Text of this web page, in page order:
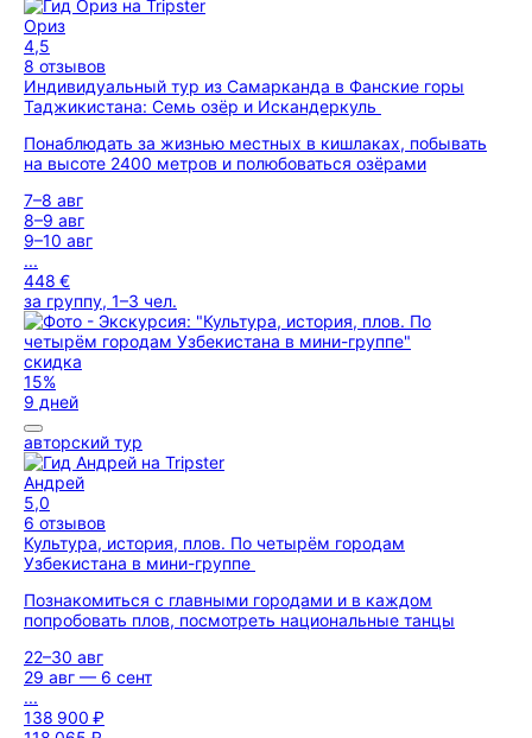
Ориз
4,5
8 отзывов
Индивидуальный тур из Самарканда в Фанские горы
Таджикистана: Семь озёр и Искандеркуль
Понаблюдать за жизнью местных в кишлаках, побывать
на высоте 2400 метров и полюбоваться озёрами
7–8 авг
8–9 авг
9–10 авг
...
448 €
за группу, 1–3 чел.
скидка
15%
9 дней
авторский тур
Андрей
5,0
6 отзывов
Культура, история, плов. По четырём городам
Узбекистана в мини-группе
Познакомиться с главными городами и в каждом
попробовать плов, посмотреть национальные танцы
22–30 авг
29 авг — 6 сент
...
138 900 ₽